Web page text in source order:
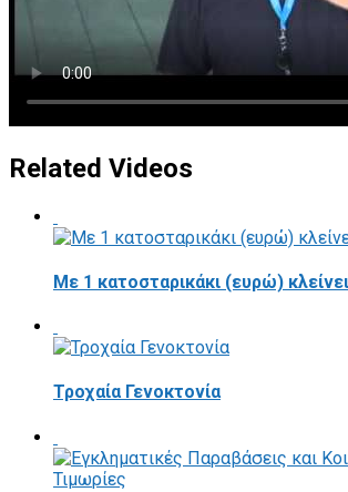
Related Videos
Με 1 κατοσταρικάκι (ευρώ)
Τροχαία Γενοκτονία